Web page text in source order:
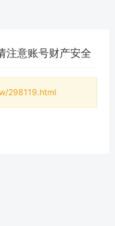
注意账号财产安全
298119.html